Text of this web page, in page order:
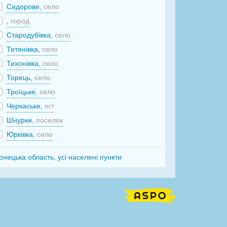
Сидорове,село
город
Стародубівка,село
Тетянівка,село
Тихонівка,село
Торець,село
Троїцьке,село
Черкаське, пгт
Шнурки, поселок
Юрківка,село
область, усі населені пункти